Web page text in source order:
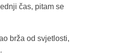
čas, pitam se
brža od svjetlosti,